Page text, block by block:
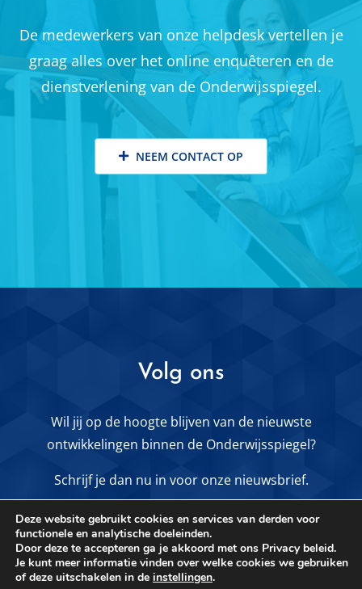
De medewerkers van onze helpdesk vertellen je
graag alles over het online enquêteren en de
dienstverlening van de Onderwijsspiegel.
NEEM CONTACT OP
Volg ons
Wil jij op de hoogte blijven van de nieuwste
ontwikkelingen binnen de Onderwijsspiegel?
Schrijf je dan nu in voor onze nieuwsbrief.
MELD JE AAN VOOR DE NIEUWSBRIEF
Of volg ons via
Deze website gebruikt cookies en services van derden voor
functionele en analytische doeleinden.
Door deze te accepteren ga je akkoord met ons Privacy beleid.
Je kunt meer informatie vinden over welke cookies we gebruiken
of deze uitschakelen in de instellingen.